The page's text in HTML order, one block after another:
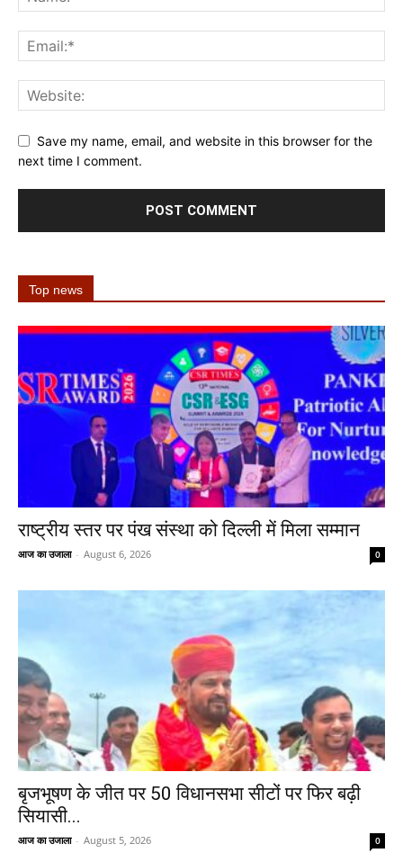
Save my name, email, and website in this browser for the
next time I comment.
Top news
राष्ट्रीय स्तर पर पंख संस्था को दिल्ली में मिला सम्मान
आज का उजाला - August 6, 2026 0
बृजभूषण के जीत पर 50 विधानसभा सीटों पर फिर बढ़ी
सियासी...
आज का उजाला - August 5, 2026 0